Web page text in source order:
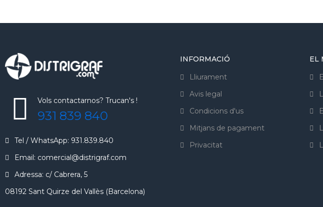
Vols contactarnos? Trucan's !
931 839 840
Tel / WhatsApp: 931.839.840
Email: comercial@distrigraf.com
Adressa: c/ Cabrera, 5
08192 Sant Quirze del Vallès (Barcelona)
INFORMACIÓ
Lliurament
Avis legal
Condicions d'us
Mitjans de pagament
Privacitat
EL